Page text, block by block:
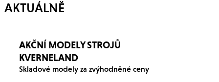
AKTUÁLNĚ
AKČNÍ MODELY STROJŮ
KVERNELAND
Skladové modely za zvýhodněné ceny